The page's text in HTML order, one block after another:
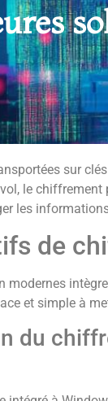
sur
le
les
de
modernes
et simple à
du